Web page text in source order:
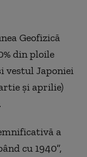
Geofizică
din ploile
vestul Japoniei
și aprilie)
a
cu 1940”,